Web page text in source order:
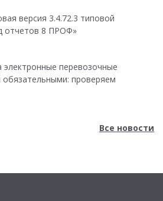
версия 3.4.72.3 типовой
отчетов 8 ПРОФ»
электронные перевозочные
проверяем
Все новости